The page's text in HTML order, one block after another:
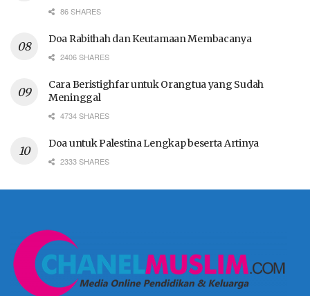
86 SHARES
Doa Rabithah dan Keutamaan Membacanya
2406 SHARES
Cara Beristighfar untuk Orangtua yang Sudah
Meninggal
4734 SHARES
Doa untuk Palestina Lengkap beserta Artinya
2333 SHARES